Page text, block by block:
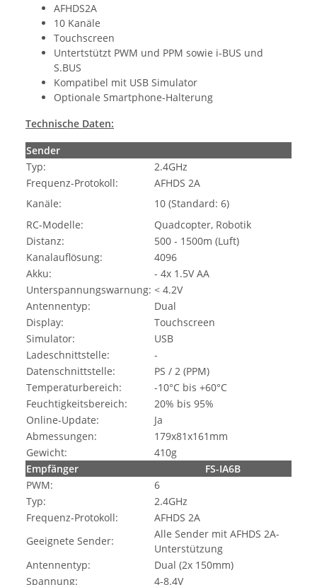
AFHDS2A
10 Kanäle
Touchscreen
Untertstützt PWM und PPM sowie i-BUS und
S.BUS
Kompatibel mit USB Simulator
Optionale Smartphone-Halterung
Technische Daten:
Sender
Typ:
2.4GHz
Frequenz-Protokoll:
AFHDS 2A
Kanäle:
10 (Standard: 6)
RC-Modelle:
Quadcopter, Robotik
Distanz:
500 - 1500m (Luft)
Kanalauflösung:
4096
Akku:
- 4x 1.5V AA
Unterspannungswarnung: < 4.2V
Antennentyp:
Dual
Display:
Touchscreen
Simulator:
USB
Ladeschnittstelle:
-
Datenschnittstelle:
PS / 2 (PPM)
Temperaturbereich:
-10°C bis +60°C
Feuchtigkeitsbereich:
20% bis 95%
Online-Update:
Ja
Abmessungen:
179x81x161mm
Gewicht:
410g
Empfänger
FS-IA6B
PWM:
6
Typ:
2.4GHz
Frequenz-Protokoll:
AFHDS 2A
Geeignete Sender:
Alle Sender mit AFHDS 2A-
Unterstützung
Antennentyp:
Dual (2x 150mm)
Spannung:
4-8.4V